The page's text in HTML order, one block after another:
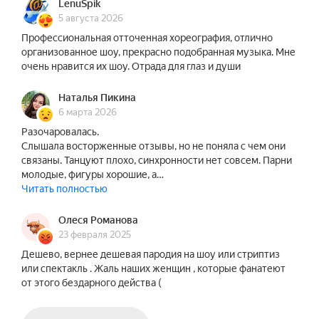
разному! «Шоу под дождём» в обновленном
спектакле «Мужчина и Женщина» попытается
ответить на вопрос: кто прав — Мужчина или
Женщина?!
Яркая и эмоциональная постановка под дождём,
где мужские размышления о взаимоотношениях
полов будут выражены с помощью слова и
пластики тела! Мужчинам сложно выразить все
свои мысли об отношениях — поэтому мы
сделаем это за всех мужчин!
Шоу под дождём «Мужчина и Женщина» — для
тех, кто уже сталкивался с любовью. Для тех, кто
знает, что происходит после первой
влюбленности; кто знает, как рвёт на части,
когда вы не вместе; кто знает, что без юмора и
LenuSpik
5 августа 2026
Профессиональная отточенная хореография, отлично
организованное шоу, прекрасно подобранная музыка. Мне
очень нравится их шоу. Отрада для глаз и души
Наталья Пикина
6 марта 2026
Разочаровалась.
Слышала восторженные отзывы, но не поняла с чем они
связаны. Танцуют плохо, синхронности нет совсем. Парни
молодые, фигуры хорошие, а…
Читать полностью
Олеся Романова
23 февраля 2025
Дешево, вернее дешевая пародия на шоу или стриптиз
или спектакль . Жаль наших женщин , которые фанатеют
от этого бездарного действа (